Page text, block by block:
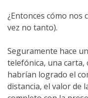
¿Entonces cómo nos
vez no tanto).
Seguramente hace
telefónica, una carta,
habrían logrado el
distancia, el valor de